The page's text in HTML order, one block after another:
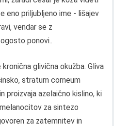
eno priljubljeno ime - lišajev
vendar se z
ponovi..
glivična okužba. Gliva
stratum corneum
proizvaja azelaično kislino, ki
za sintezo
za zatemnitev in